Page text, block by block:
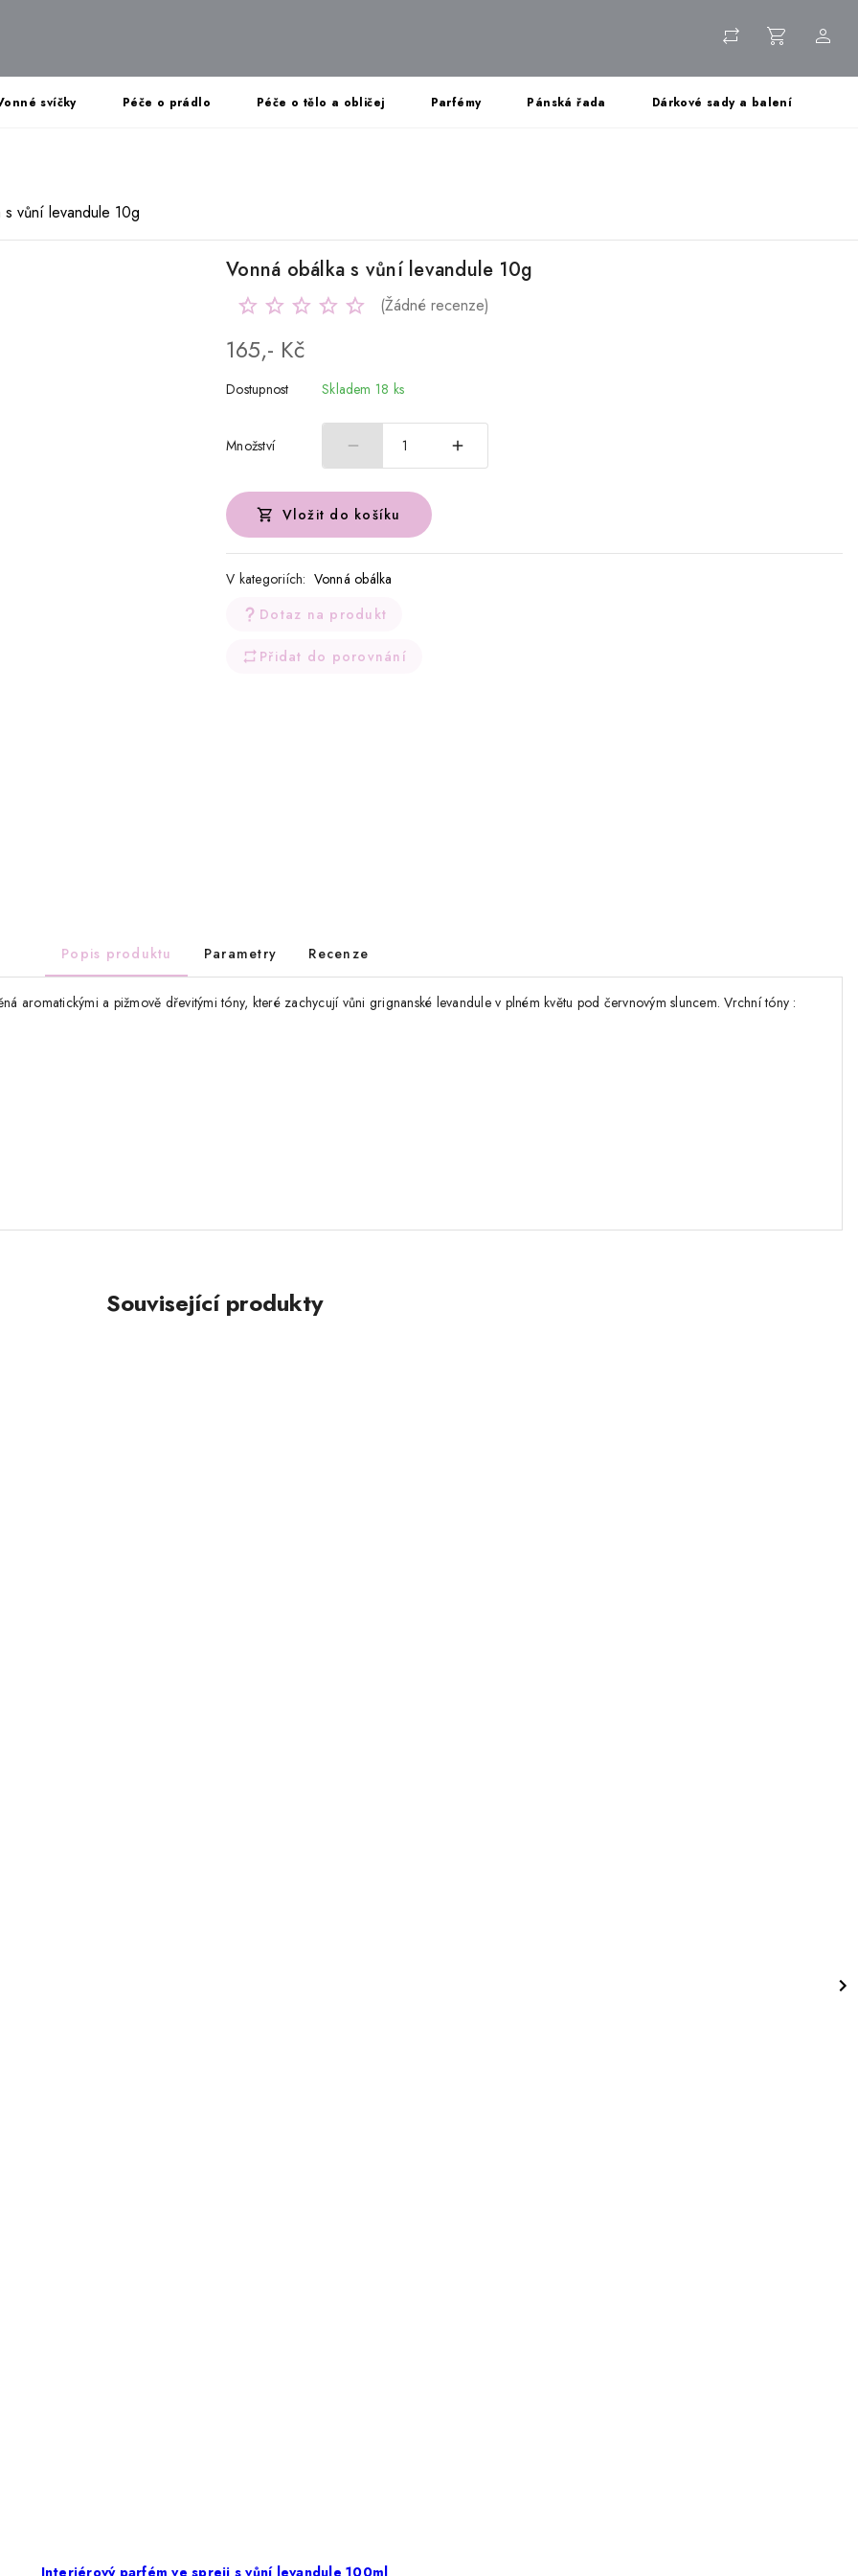
svíčky Péče o prádlo Péče o tělo a obličej Parfémy Pánská řada Dárkové sady a balení
s vůní levandule 10g
Vonná obálka s vůní levandule 10g
(Žádné recenze)
165,- Kč
Dostupnost Skladem 18 ks
Množství 1
Vložit do košíku
V kategoriích: Vonná obálka
Dotaz na produkt
Přidat do porovnání
Popis produktu Parametry Recenze
aromatickými a pižmově dřevitými tóny, které zachycují vůni grignanské levandule v plném květu pod červnovým sluncem. Vrchní tóny :
Související produkty